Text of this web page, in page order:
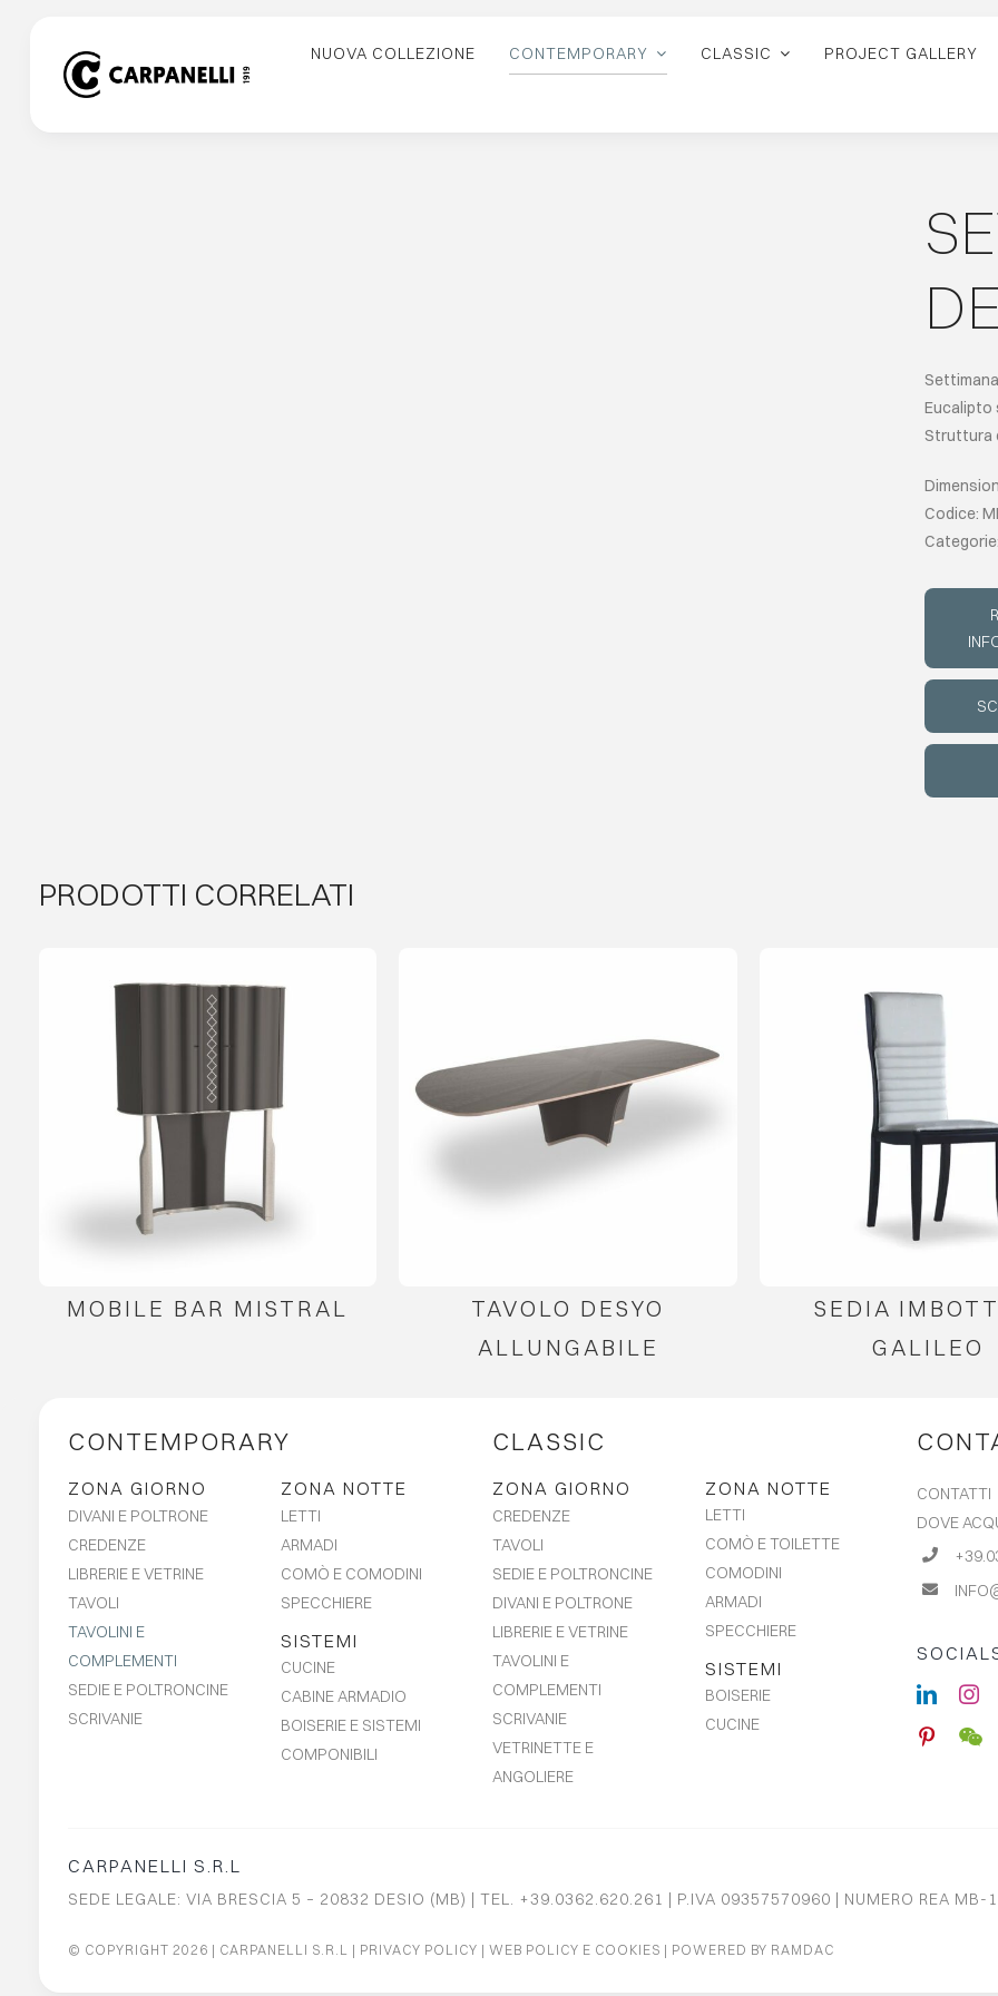
NUOVA COLLEZIONE CONTEMPORARY CLASSIC PROJECT GALLERY
Eucalipto
Struttura
Codice:
Categorie:
PRODOTTI CORRELATI
MOBILE BAR MISTRAL
TAVOLO DESYO
ALLUNGABILE
SEDIA
GALILEO
CONTEMPORARY CLASSIC
ZONA GIORNO
DIVANI E POLTRONE
CREDENZE
LIBRERIE E VETRINE
TAVOLI
TAVOLINI E
COMPLEMENTI
SEDIE E POLTRONCINE
SCRIVANIE
ZONA NOTTE
LETTI
ARMADI
COMÒ E COMODINI
SPECCHIERE
SISTEMI
CUCINE
CABINE ARMADIO
BOISERIE E SISTEMI
COMPONIBILI
ZONA GIORNO
CREDENZE
TAVOLI
SEDIE E POLTRONCINE
DIVANI E POLTRONE
LIBRERIE E VETRINE
TAVOLINI E
COMPLEMENTI
SCRIVANIE
VETRINETTE E
ANGOLIERE
ZONA NOTTE
LETTI
COMÒ E TOILETTE
COMODINI
ARMADI
SPECCHIERE
SISTEMI
BOISERIE
CUCINE
CONTATTI
DOVE
CARPANELLI S.R.L
SEDE LEGALE: VIA BRESCIA 5 – 20832 DESIO (MB) | TEL. +39.0362.620.261 | P.IVA 09357570960 | NUMERO REA MB-
© COPYRIGHT 2026 | CARPANELLI S.R.L | PRIVACY POLICY |WEB POLICY E COOKIES | POWERED BY RAMDAC